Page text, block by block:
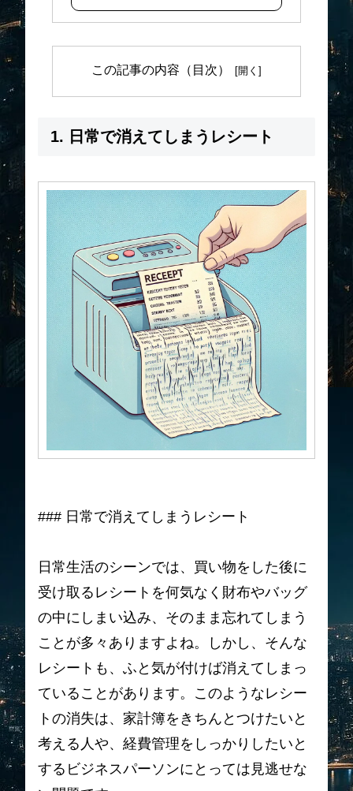
この記事の内容（目次）
1. 日常で消えてしまうレシート
### 日常で消えてしまうレシート
日常生活のシーンでは、買い物をした後に
受け取るレシートを何気なく財布やバッグ
の中にしまい込み、そのまま忘れてしまう
ことが多々ありますよね。しかし、そんな
レシートも、ふと気が付けば消えてしまっ
ていることがあります。このようなレシー
トの消失は、家計簿をきちんとつけたいと
考える人や、経費管理をしっかりしたいと
するビジネスパーソンにとっては見逃せな